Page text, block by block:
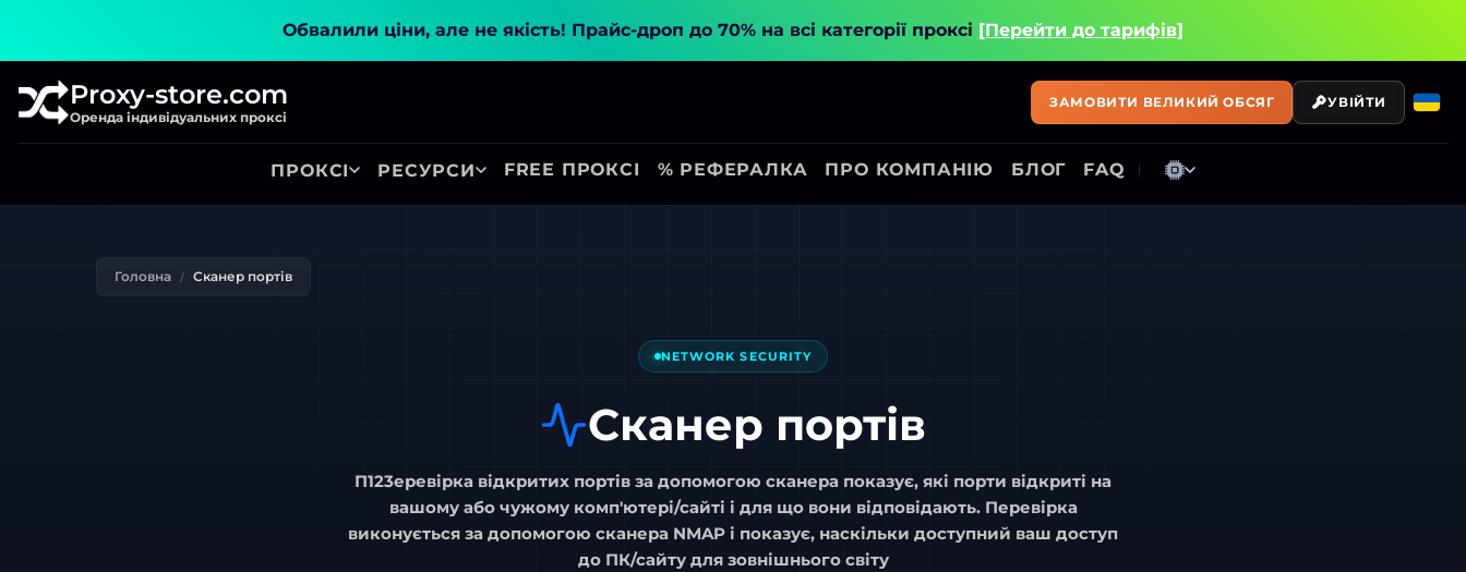
Обвалили ціни, але не якість! Прайс-дроп до 70% на всі категорії проксі [Перейти до тарифів]
Proxy-store.com
Оренда індивідуальних проксі
ПРОКСІ РЕСУРСИ FREE ПРОКСІ % РЕФЕРАЛКА ПРО КОМПАНІЮ БЛОГ FAQ
ЗАМОВИТИ ВЕЛИКИЙ ОБСЯГ УВІЙТИ
Головна Сканер портів
NETWORK SECURITY
Сканер портів
П123еревірка відкритих портів за допомогою сканера показує, які порти відкриті на
вашому або чужому комп'ютері/сайті і для що вони відповідають. Перевірка
виконується за допомогою сканера NMAP і показує, наскільки доступний ваш доступ
до ПК/сайту для зовнішнього світу